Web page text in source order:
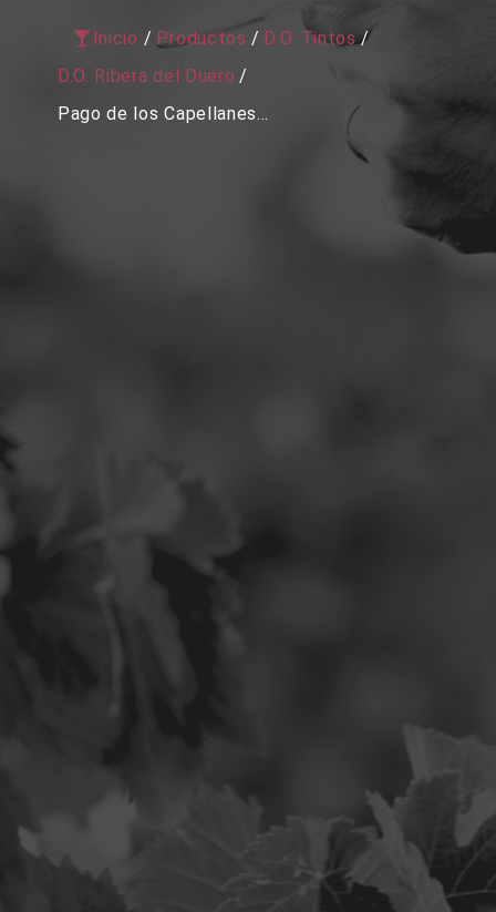
Inicio / Productos / D.O. Tintos /
D.O. Ribera del Duero /
Pago de los Capellanes...